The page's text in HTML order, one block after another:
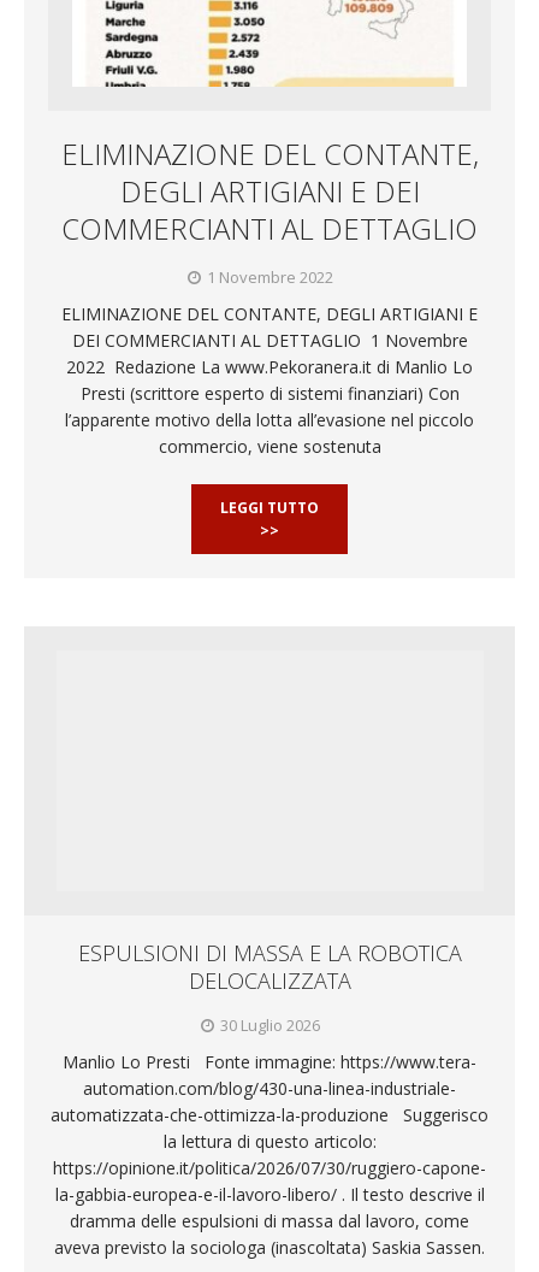
ELIMINAZIONE DEL CONTANTE,
DEGLI ARTIGIANI E DEI
COMMERCIANTI AL DETTAGLIO
1 Novembre 2022
ELIMINAZIONE DEL CONTANTE, DEGLI ARTIGIANI E
DEI COMMERCIANTI AL DETTAGLIO 1 Novembre
2022 Redazione La www.Pekoranera.it di Manlio Lo
Presti (scrittore esperto di sistemi finanziari) Con
l’apparente motivo della lotta all’evasione nel piccolo
commercio, viene sostenuta
LEGGI TUTTO
>>
ESPULSIONI DI MASSA E LA ROBOTICA
DELOCALIZZATA
30 Luglio 2026
Manlio Lo Presti Fonte immagine: https://www.tera-
automation.com/blog/430-una-linea-industriale-
automatizzata-che-ottimizza-la-produzione Suggerisco
la lettura di questo articolo:
https://opinione.it/politica/2026/07/30/ruggiero-capone-
la-gabbia-europea-e-il-lavoro-libero/ . Il testo descrive il
dramma delle espulsioni di massa dal lavoro, come
aveva previsto la sociologa (inascoltata) Saskia Sassen.